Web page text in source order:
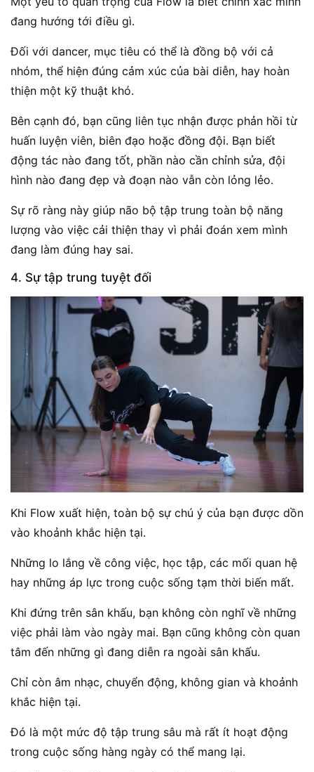
đang hướng tới điều gì.
Đối với dancer, mục tiêu có thể là đồng bộ với cả
nhóm, thể hiện đúng cảm xúc của bài diễn, hay hoàn
thiện một kỹ thuật khó.
Bên cạnh đó, bạn cũng liên tục nhận được phản hồi từ
huấn luyện viên, biên đạo hoặc đồng đội. Bạn biết
động tác nào đang tốt, phần nào cần chỉnh sửa, đội
hình nào đang đẹp và đoạn nào vẫn còn lỏng lẻo.
Sự rõ ràng này giúp não bộ tập trung toàn bộ năng
lượng vào việc cải thiện thay vì phải đoán xem mình
đang làm đúng hay sai.
4. Sự tập trung tuyệt đối
Khi Flow xuất hiện, toàn bộ sự chú ý của bạn được dồn
vào khoảnh khắc hiện tại.
Những lo lắng về công việc, học tập, các mối quan hệ
hay những áp lực trong cuộc sống tạm thời biến mất.
Khi đứng trên sân khấu, bạn không còn nghĩ về những
việc phải làm vào ngày mai. Bạn cũng không còn quan
tâm đến những gì đang diễn ra ngoài sân khấu.
Chỉ còn âm nhạc, chuyển động, không gian và khoảnh
khắc hiện tại.
Đó là một mức độ tập trung sâu mà rất ít hoạt động
trong cuộc sống hàng ngày có thể mang lại.